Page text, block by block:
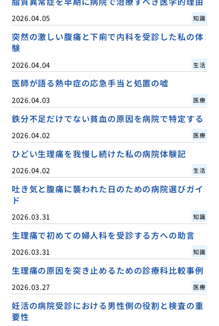
2026.04.05 知識
突然の激しい腹痛と下痢で内科を受診した私の体
験
2026.04.04 生活
医師が語る熱中症の応急手当と処置の嘘
2026.04.03 医療
鉄分不足だけでない貧血の原因を病院で特定する
2026.04.02 医療
ひどい生理痛を我慢し続けた私の病院体験記
2026.04.02 生活
吐き気と腹痛に襲われた日のための病院選びガイ
ド
2026.03.31 知識
生理痛で初めての婦人科を受診する方への助言
2026.03.31 知識
生理痛の原因を突き止めるための診療科比較事例
2026.03.27 医療
妊活の病院受診における男性側の役割と検査の重
要性